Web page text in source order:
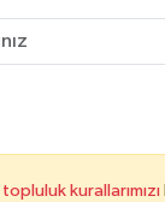
topluluk kurallarımızı